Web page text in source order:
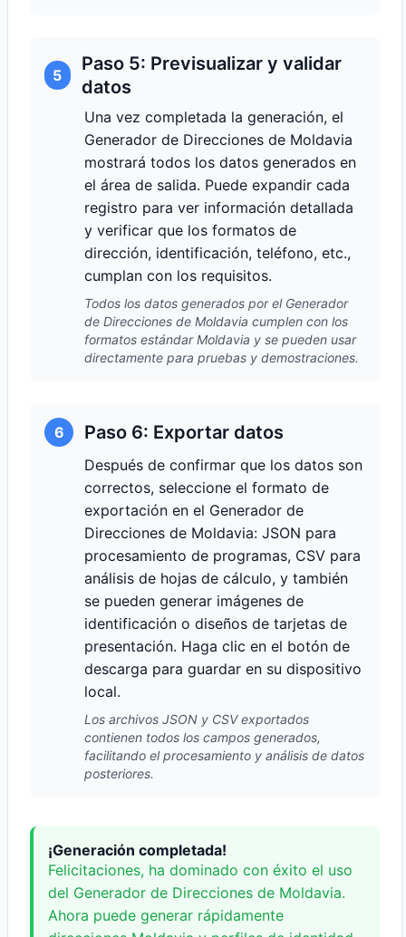
5
Paso 5: Previsualizar y validar
datos
Una vez completada la generación, el
Generador de Direcciones de Moldavia
mostrará todos los datos generados en
el área de salida. Puede expandir cada
registro para ver información detallada
y verificar que los formatos de
dirección, identificación, teléfono, etc.,
cumplan con los requisitos.
Todos los datos generados por el Generador
de Direcciones de Moldavia cumplen con los
formatos estándar Moldavia y se pueden usar
directamente para pruebas y demostraciones.
6 Paso 6: Exportar datos
Después de confirmar que los datos son
correctos, seleccione el formato de
exportación en el Generador de
Direcciones de Moldavia: JSON para
procesamiento de programas, CSV para
análisis de hojas de cálculo, y también
se pueden generar imágenes de
identificación o diseños de tarjetas de
presentación. Haga clic en el botón de
descarga para guardar en su dispositivo
local.
Los archivos JSON y CSV exportados
contienen todos los campos generados,
facilitando el procesamiento y análisis de datos
posteriores.
¡Generación completada!
Felicitaciones, ha dominado con éxito el uso
del Generador de Direcciones de Moldavia.
Ahora puede generar rápidamente